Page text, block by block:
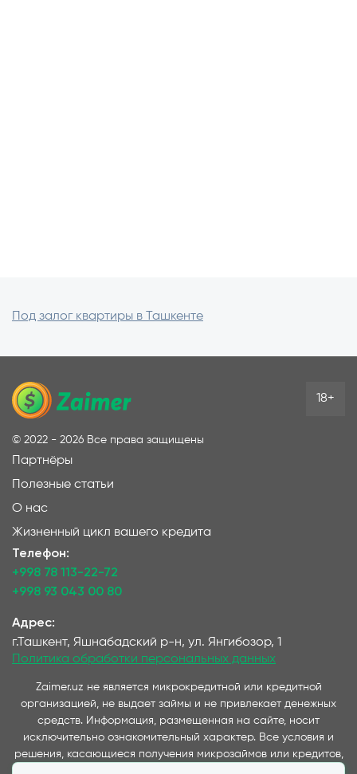
Под залог квартиры в Ташкенте
© 2022 - 2026 Все права защищены
Партнёры
Полезные статьи
О нас
Жизненный цикл вашего кредита
Телефон:
+998 78 113-22-72
+998 93 043 00 80
Адрес:
г.Ташкент, Яшнабадский р-н, ул. Янгибозор, 1
Политика обработки персональных данных
18+
Zaimer.uz не является микрокредитной или кредитной
организацией, не выдает займы и не привлекает денежных
средств. Информация, размещенная на сайте, носит
исключительно ознакомительный характер. Все условия и
решения, касающиеся получения микрозаймов или кредитов,